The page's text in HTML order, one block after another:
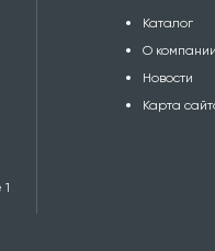
Каталог
О компании
Новости
Карта